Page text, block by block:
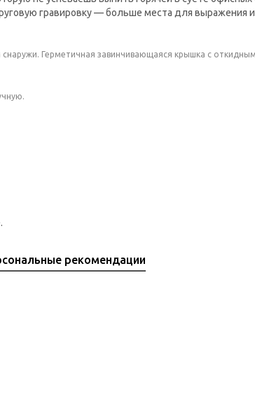
гравировку — больше места для выражения
Герметичная завинчивающаяся крышка с
рекомендации